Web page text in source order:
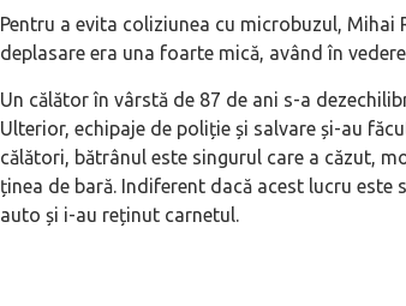
Pentru a evita coliziunea cu microbuzul,
deplasare era una foarte mică, având în
Un călător în vârstă de 87 de ani s-a
Ulterior, echipaje de poliție și salvare și-au
călători, bătrânul este singurul care a căzut,
ținea de bară. Indiferent dacă acest lucru
auto și i-au reținut carnetul.